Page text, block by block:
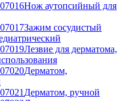
Нож аутопсийный для
Зажим сосудистый
Лезвие для дерматома,
Дерматом,
Дерматом, ручной